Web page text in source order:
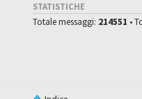
STATISTICHE
Totale messaggi: 214551 •